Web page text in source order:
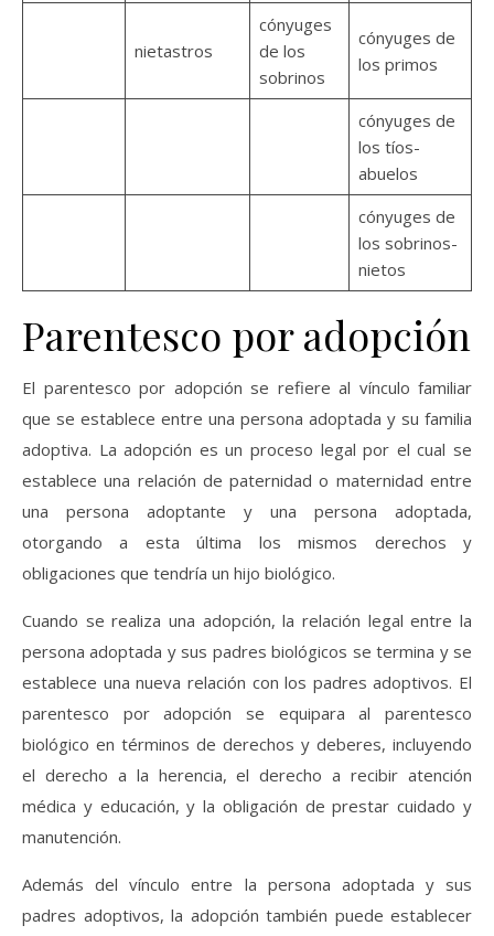
nietastros
cónyuges
de los
sobrinos
cónyuges de
los primos
cónyuges de
los tíos-
abuelos
cónyuges de
los sobrinos-
nietos
Parentesco por adopción
El parentesco por adopción se refiere al vínculo familiar
que se establece entre una persona adoptada y su familia
adoptiva. La adopción es un proceso legal por el cual se
establece una relación de paternidad o maternidad entre
una persona adoptante y una persona adoptada,
otorgando a esta última los mismos derechos y
obligaciones que tendría un hijo biológico.
Cuando se realiza una adopción, la relación legal entre la
persona adoptada y sus padres biológicos se termina y se
establece una nueva relación con los padres adoptivos. El
parentesco por adopción se equipara al parentesco
biológico en términos de derechos y deberes, incluyendo
el derecho a la herencia, el derecho a recibir atención
médica y educación, y la obligación de prestar cuidado y
manutención.
Además del vínculo entre la persona adoptada y sus
padres adoptivos, la adopción también puede establecer